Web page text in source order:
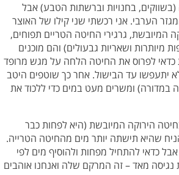
בחנויות וברשתות הטבע) אבל
הערבי. אני רכשתי שני קילו של האוצר
המיובשת, גרגירי החיטה הטריים תפוחים,
מיותרות ושאריות גבעולים) והם מוכנים
כדאי לפרוס את החיטה הלחה על מגש מרופד
לא יתעפשו עד הבישול. אחר כך שוטפים היטב
במדורה) ומשרים מעט במים כדי ללכוד את
הירוקה המיובשת (היא לפחות כבר
שהיא תישתה יותר מים מהחיטה הטרייה.
כדאי להתחיל מפחות ולהוסיף מים לפי
מאד – זה המרקם שלה ואנחנו אוהבים